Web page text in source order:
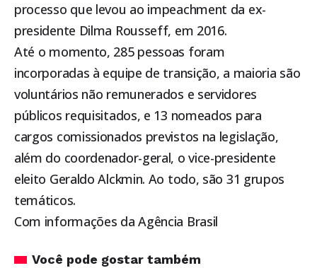
processo que levou ao impeachment da ex-
presidente Dilma Rousseff, em 2016.
Até o momento, 285 pessoas foram
incorporadas à equipe de transição, a maioria são
voluntários não remunerados e servidores
públicos requisitados, e 13 nomeados para
cargos comissionados previstos na legislação,
além do coordenador-geral, o vice-presidente
eleito Geraldo Alckmin. Ao todo, são 31 grupos
temáticos.
Com informações da Agência Brasil
Você pode gostar também